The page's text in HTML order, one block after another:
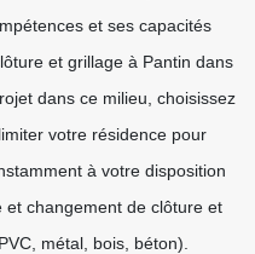
et ses capacités
et grillage à Pantin dans
dans ce milieu, choisissez
votre résidence pour
à votre disposition
changement de clôture et
métal, bois, béton).